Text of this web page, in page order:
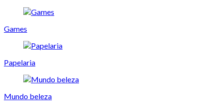
Games
Papelaria
Mundo beleza